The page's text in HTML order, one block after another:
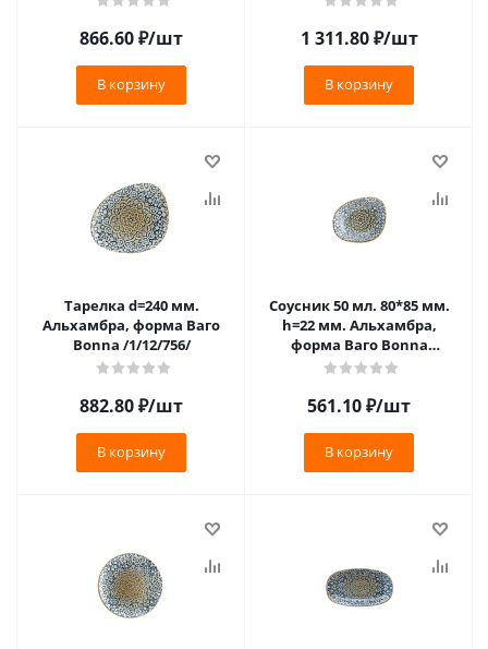
866.60₽/шт
В корзину
1 311.80₽/шт
В корзину
Тарелка d=240 мм.
Альхамбра, форма Ваго
Bonna /1/12/756/
882.80₽/шт
В корзину
Соусник 50 мл. 80*85 мм.
h=22 мм. Альхамбра,
форма Ваго Bonna
/1/24/3648/
561.10₽/шт
В корзину